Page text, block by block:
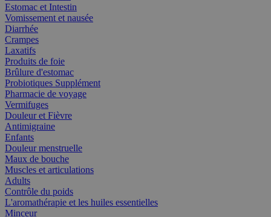
Estomac et Intestin
Vomissement et nausée
Diarrhée
Crampes
Laxatifs
Produits de foie
Brûlure d'estomac
Probiotiques Supplément
Pharmacie de voyage
Vermifuges
Douleur et Fièvre
Antimigraine
Enfants
Douleur menstruelle
Maux de bouche
Muscles et articulations
Adults
Contrôle du poids
L'aromathérapie et les huiles essentielles
Minceur